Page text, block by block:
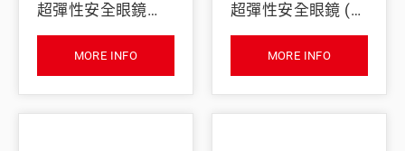
超彈性安全眼鏡
(綠)
MORE INFO
超彈性安全眼鏡 (螢
光黃)
MORE INFO